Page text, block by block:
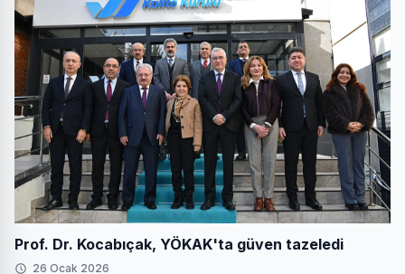
Prof. Dr. Kocabıçak, YÖKAK'ta güven tazeledi
26 Ocak 2026